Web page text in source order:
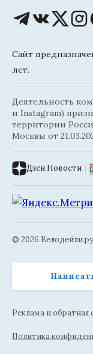
Сайт
лет.
Деятельность
и Instagram)
территории
Москвы от
Дзен.Новости |
© 2026
Реклама и обратная
Политика